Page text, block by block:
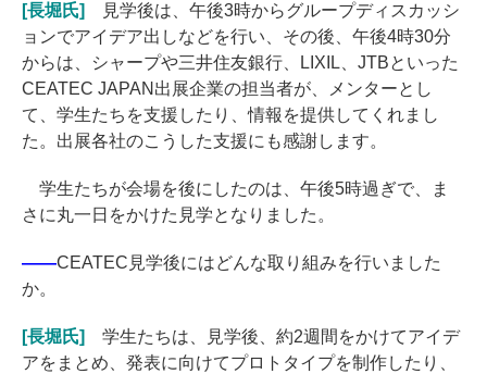
[長堀氏]
見学後は、午後3時からグループディスカッシ
ョンでアイデア出しなどを行い、その後、午後4時30分
からは、シャープや三井住友銀行、LIXIL、JTBといった
CEATEC JAPAN出展企業の担当者が、メンターとし
て、学生たちを支援したり、情報を提供してくれまし
た。出展各社のこうした支援にも感謝します。
学生たちが会場を後にしたのは、午後5時過ぎで、ま
さに丸一日をかけた見学となりました。
――CEATEC見学後にはどんな取り組みを行いました
か。
[長堀氏]
学生たちは、見学後、約2週間をかけてアイデ
アをまとめ、発表に向けてプロトタイプを制作したり、